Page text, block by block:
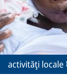
activităţi locale